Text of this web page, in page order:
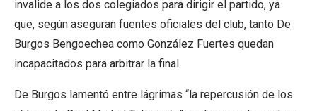
invalide a los dos colegiados para dirigir el partido, ya
que, según aseguran fuentes oficiales del club, tanto De
Burgos Bengoechea como González Fuertes quedan
incapacitados para arbitrar la final.
De Burgos lamentó entre lágrimas “la repercusión de los